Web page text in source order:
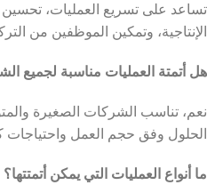
تساعد على تسريع العمليات،
الإنتاجية، وتمكين الموظفين من
هل أتمتة العمليات مناسبة لجميع
نعم، تناسب الشركات الصغيرة
الحلول وفق حجم العمل
ما أنواع العمليات التي يمكن أتمتتها؟